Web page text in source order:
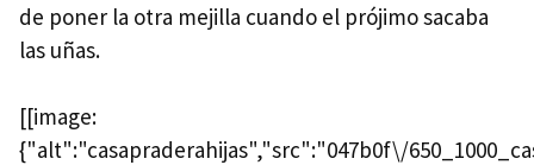
de poner la otra mejilla cuando el prójimo sacaba
las uñas.
[[image:
{"alt":"casapraderahijas","src":"047b0f\/